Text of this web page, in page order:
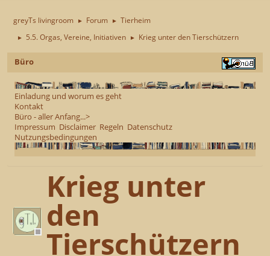
greyTs livingroom ► Forum ► Tierheim
► 5.5. Orgas, Vereine, Initiativen ► Krieg unter den Tierschützern
Büro
Einladung und worum es geht
Kontakt
Büro - aller Anfang...>
Impressum Disclaimer Regeln Datenschutz
Nutzungsbedingungen
Krieg unter
den
Tierschützern